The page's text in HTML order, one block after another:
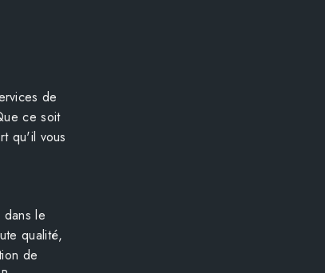
de
ce soit
qu'il vous
le
qualité,
de